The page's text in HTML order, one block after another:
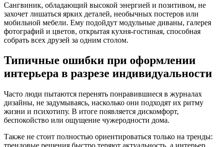
Сангвиник, обладающий высокой энергией и позитивом, не
захочет лишаться ярких деталей, необычных постеров или
мобильной мебели. Ему подойдут модульные диваны, галерея
фотографий и цветов, открытая кухня-гостиная, способная
собрать всех друзей за одним столом.
Типичные ошибки при оформлении
интерьера в разрезе индивидуальности
Часто люди пытаются перенять понравившиеся в журналах
дизайны, не задумываясь, насколько они подходят их ритму
жизни и психотипу. В итоге появляется дискомфорт,
беспокойство или ощущение чужеродности дома.
Также не стоит полностью ориентироваться только на тренды: